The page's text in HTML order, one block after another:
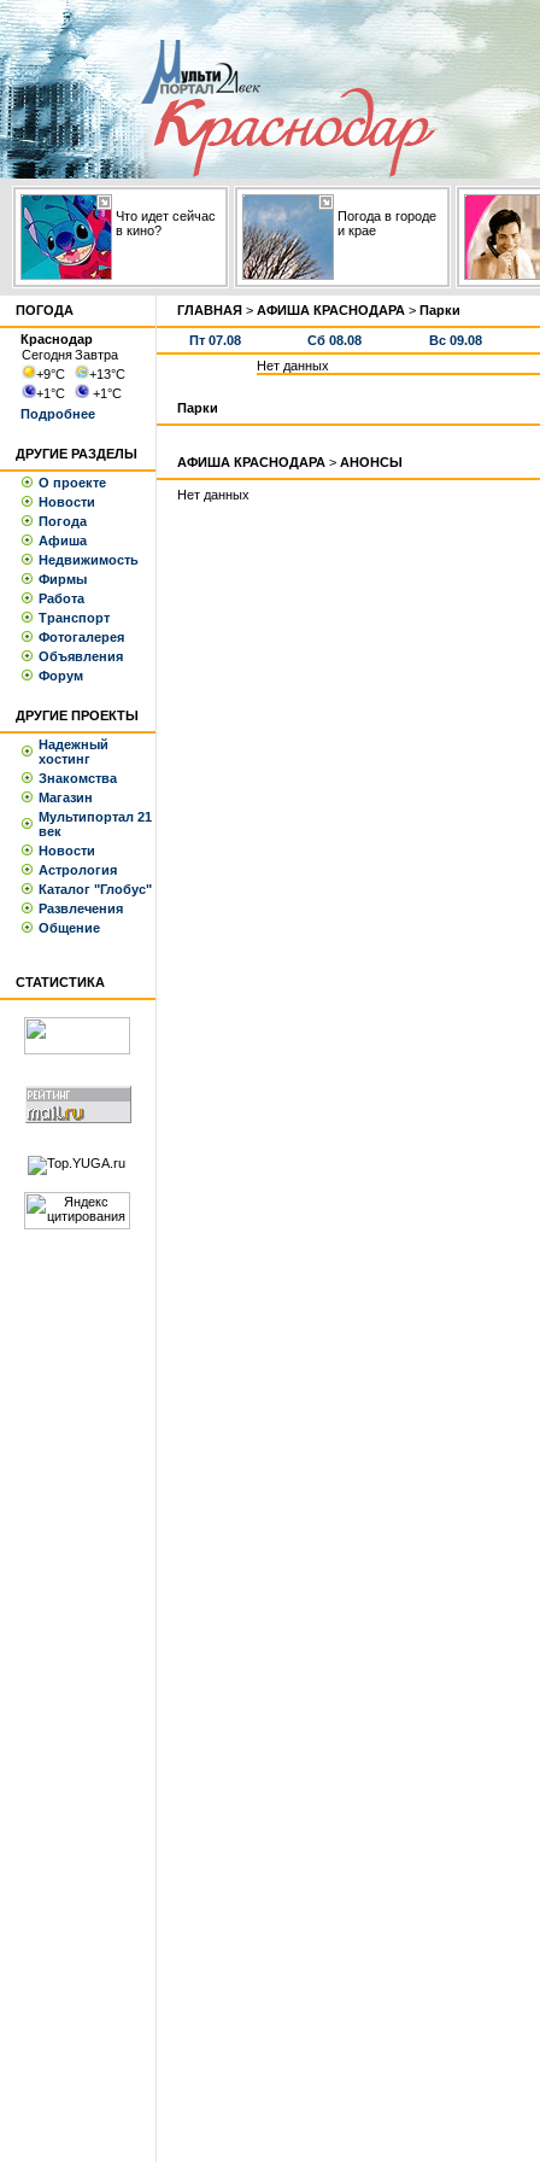
Что идет сейчас
в кино?
Погода в городе
и крае
ПОГОДА
Краснодар
СегодняЗавтра
+9°С +13°С
+1°С +1°С
Подробнее
ДРУГИЕ РАЗДЕЛЫ
О проекте
Новости
Погода
Афиша
Недвижимость
Фирмы
Работа
Транспорт
Фотогалерея
Объявления
Форум
ДРУГИЕ ПРОЕКТЫ
Надежный
хостинг
Знакомства
Магазин
Мультипортал 21
век
Новости
Астрология
Каталог "Глобус"
Развлечения
Общение
СТАТИСТИКА
ГЛАВНАЯ > АФИША КРАСНОДАРА > Парки
Пт 07.08 Сб 08.08
Вс 09.08
Нет данных
Парки
АФИША КРАСНОДАРА > АНОНСЫ
Нет данных